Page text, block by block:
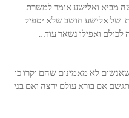
מביא ואלישע אומר למשרת
של אלישע חושב שלא יספיק
לכולם ואפילו נשאר עוד…
לא מאמינים שהם יקרו כי
אם בורא עולם ירצה ואם בני